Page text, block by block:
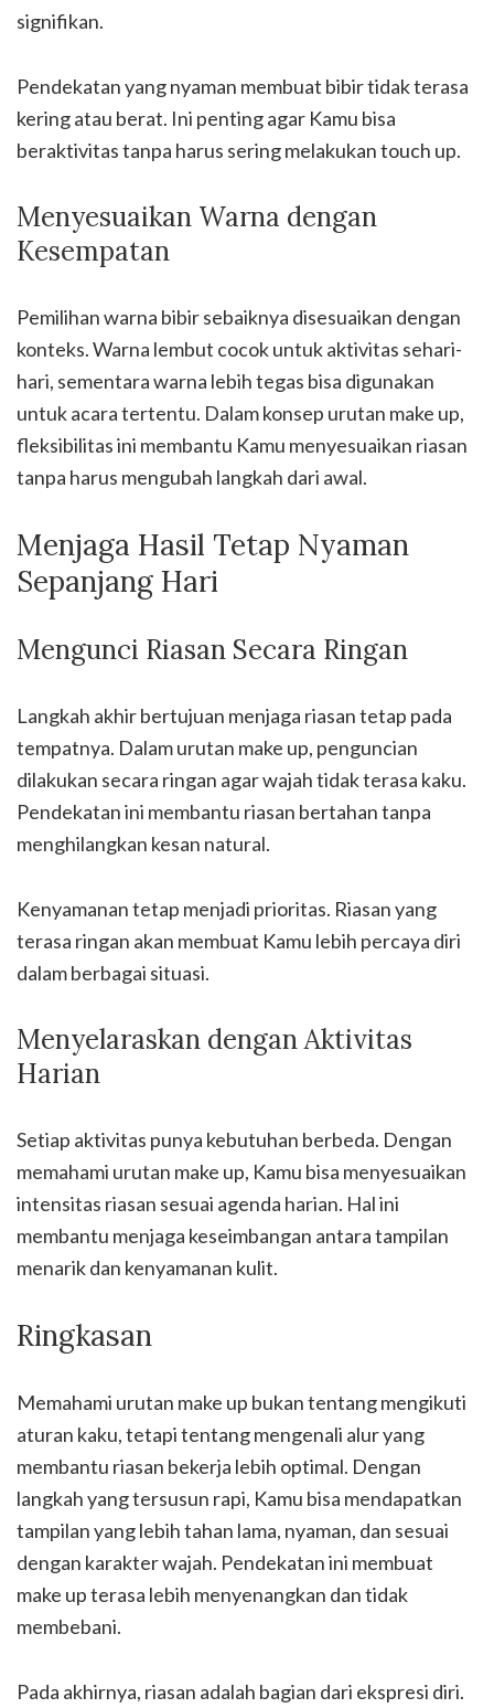
signifikan.
Pendekatan yang nyaman membuat bibir tidak terasa
kering atau berat. Ini penting agar Kamu bisa
beraktivitas tanpa harus sering melakukan touch up.
Menyesuaikan Warna dengan
Kesempatan
Pemilihan warna bibir sebaiknya disesuaikan dengan
konteks. Warna lembut cocok untuk aktivitas sehari-
hari, sementara warna lebih tegas bisa digunakan
untuk acara tertentu. Dalam konsep urutan make up,
fleksibilitas ini membantu Kamu menyesuaikan riasan
tanpa harus mengubah langkah dari awal.
Menjaga Hasil Tetap Nyaman
Sepanjang Hari
Mengunci Riasan Secara Ringan
Langkah akhir bertujuan menjaga riasan tetap pada
tempatnya. Dalam urutan make up, penguncian
dilakukan secara ringan agar wajah tidak terasa kaku.
Pendekatan ini membantu riasan bertahan tanpa
menghilangkan kesan natural.
Kenyamanan tetap menjadi prioritas. Riasan yang
terasa ringan akan membuat Kamu lebih percaya diri
dalam berbagai situasi.
Menyelaraskan dengan Aktivitas
Harian
Setiap aktivitas punya kebutuhan berbeda. Dengan
memahami urutan make up, Kamu bisa menyesuaikan
intensitas riasan sesuai agenda harian. Hal ini
membantu menjaga keseimbangan antara tampilan
menarik dan kenyamanan kulit.
Ringkasan
Memahami urutan make up bukan tentang mengikuti
aturan kaku, tetapi tentang mengenali alur yang
membantu riasan bekerja lebih optimal. Dengan
langkah yang tersusun rapi, Kamu bisa mendapatkan
tampilan yang lebih tahan lama, nyaman, dan sesuai
dengan karakter wajah. Pendekatan ini membuat
make up terasa lebih menyenangkan dan tidak
membebani.
Pada akhirnya, riasan adalah bagian dari ekspresi diri.